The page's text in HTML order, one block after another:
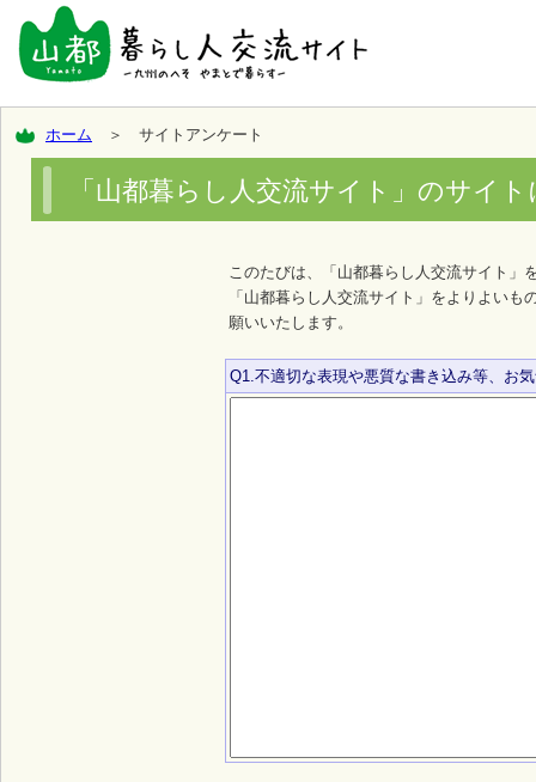
ホーム ＞ サイトアンケート
「山都暮らし人交流サイト」のサイ
このたびは、「山都暮らし人交流サイト」
「山都暮らし人交流サイト」をよりよい
願いいたします。
Q1.不適切な表現や悪質な書き込み等、お